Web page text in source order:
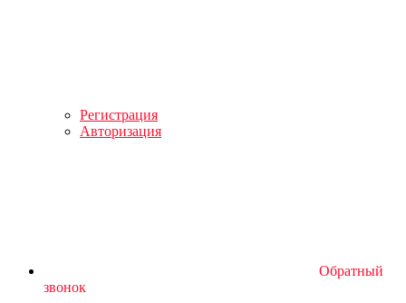
Регистрация
Авторизация
Обратный
звонок